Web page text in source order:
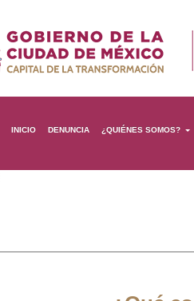
INICIO DENUNCIA ¿QUIÉNES SOMOS?